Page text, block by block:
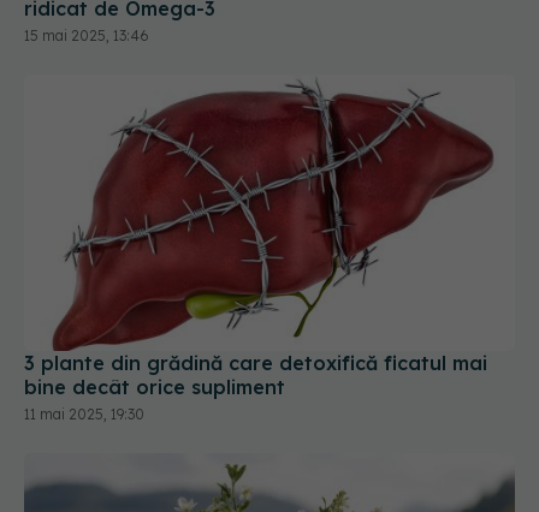
15 mai 2025, 13:46
3 plante din grădină care detoxifică ficatul mai
bine decât orice supliment
11 mai 2025, 19:30